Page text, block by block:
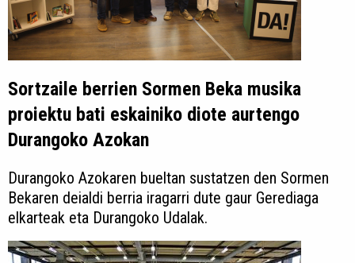
Sortzaile berrien Sormen Beka musika
proiektu bati eskainiko diote aurtengo
Durangoko Azokan
Durangoko Azokaren bueltan sustatzen den Sormen
Bekaren deialdi berria iragarri dute gaur Gerediaga
elkarteak eta Durangoko Udalak.